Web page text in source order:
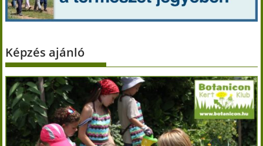
Képzés ajánló